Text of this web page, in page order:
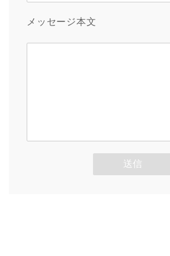
メッセージ本文